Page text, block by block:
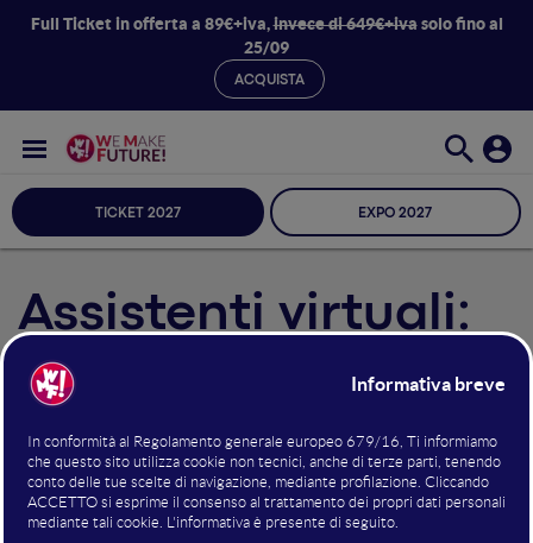
Full Ticket in offerta a 89€+iva,invece di 649€+ivasolo fino al
25/09
ACQUISTA
TICKET 2027 EXPO 2027
Assistenti virtuali:
ora prenotano da
soli ristoranti, hotel
e fanno il check-in